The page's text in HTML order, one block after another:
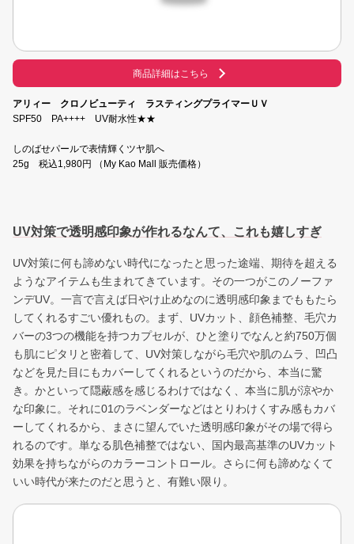
商品詳細はこちら
アリィー クロノビューティ ラスティングプライマーＵＶ
SPF50 PA++++ UV耐水性★★
しのばせパールで表情輝くツヤ肌へ
25g 税込1,980円 （My Kao Mall 販売価格）
UV対策で透明感印象が作れるなんて、これも嬉しすぎ
UV対策に何も諦めない時代になったと思った途端、期待を超える
ようなアイテムも生まれてきています。その一つがこのノーファ
ンデUV。一言で言えば日やけ止めなのに透明感印象までももたら
してくれるすごい優れもの。まず、UVカット、顔色補整、毛穴カ
バーの3つの機能を持つカプセルが、ひと塗りでなんと約750万個
も肌にピタリと密着して、UV対策しながら毛穴や肌のムラ、凹凸
などを見た目にもカバーしてくれるというのだから、本当に驚
き。かといって隠蔽感を感じるわけではなく、本当に肌が涼やか
な印象に。それに01のラベンダーなどはとりわけくすみ感もカバ
ーしてくれるから、まさに望んでいた透明感印象がその場で得ら
れるのです。単なる肌色補整ではない、国内最高基準のUVカット
効果を持ちながらのカラーコントロール。さらに何も諦めなくて
いい時代が来たのだと思うと、有難い限り。